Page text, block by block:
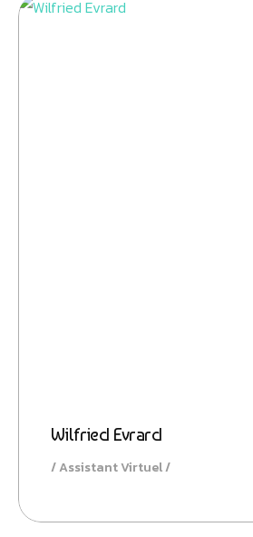
Wilfried Evrard
Assistant Virtuel